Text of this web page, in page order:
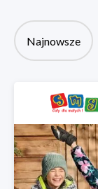
Najnowsze